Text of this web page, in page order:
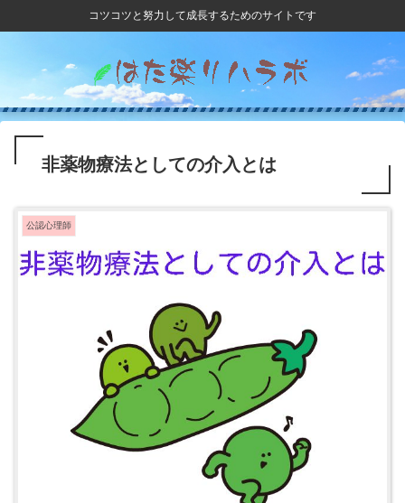
コツコツと努力して成長するためのサイトです
非薬物療法としての介入とは
公認心理師